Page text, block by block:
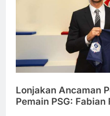
Lonjakan Ancaman
Pemain PSG: